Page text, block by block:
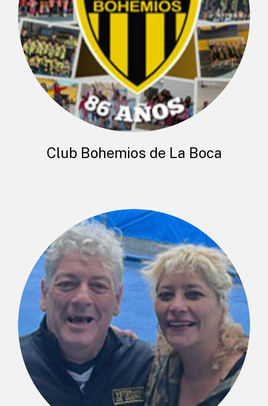
Club Bohemios de La Boca